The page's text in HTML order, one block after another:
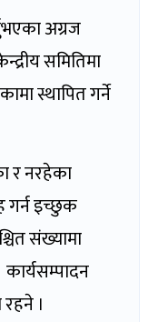
अग्रज
समितिमा
स्थापित गर्ने
र नरहेका
गर्न इच्छुक
संख्यामा
कार्यसम्पादन
।